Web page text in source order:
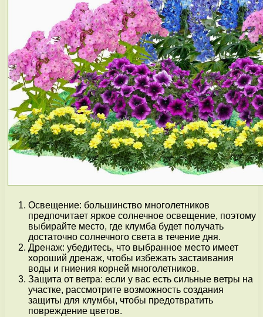
Освещение: большинство многолетников
предпочитает яркое солнечное освещение, поэтому
выбирайте место, где клумба будет получать
достаточно солнечного света в течение дня.
Дренаж: убедитесь, что выбранное место имеет
хороший дренаж, чтобы избежать застаивания
воды и гниения корней многолетников.
Защита от ветра: если у вас есть сильные ветры на
участке, рассмотрите возможность создания
защиты для клумбы, чтобы предотвратить
повреждение цветов.